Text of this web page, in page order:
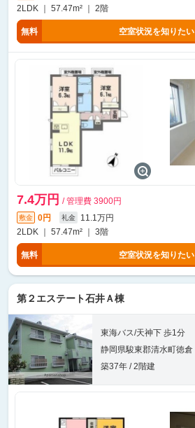
2LDK ｜ 57.47m² ｜ 2階
無料 空室状況を知りたい
7.4万円 / 管理費 3900円
敷金 0円 礼金
11.1万円
2LDK ｜ 57.47m² ｜ 3階
無料 空室状況を知りたい
第２エステート石井Ａ棟
東海バス/天神下 歩1分
静岡県駿東郡清水町徳倉
築37年 / 2階建